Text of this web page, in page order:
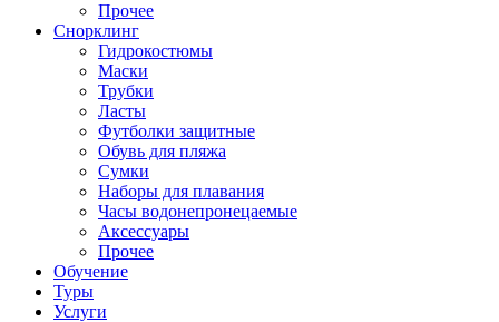
Прочее
Снорклинг
Гидрокостюмы
Маски
Трубки
Ласты
Футболки защитные
Обувь для пляжа
Сумки
Наборы для плавания
Часы водонепронецаемые
Аксессуары
Прочее
Обучение
Туры
Услуги